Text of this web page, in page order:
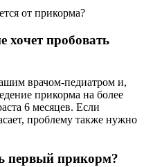
от прикорма?
хочет пробовать
врачом-педиатром и,
прикорма на более
6 месяцев. Если
проблему также нужно
первый прикорм?